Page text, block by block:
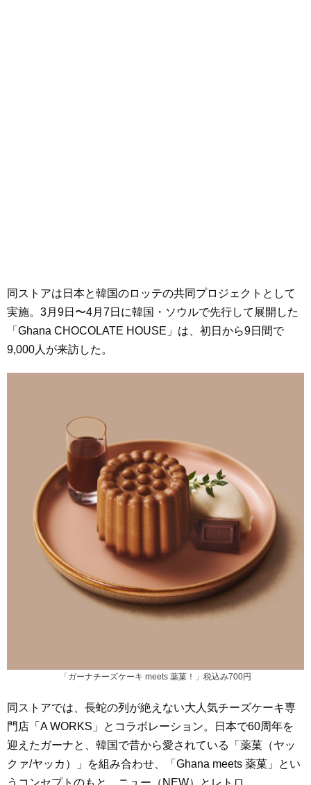
同ストアは日本と韓国のロッテの共同プロジェクトとして
実施。3月9日〜4月7日に韓国・ソウルで先行して展開した
「Ghana CHOCOLATE HOUSE」は、初日から9日間で
9,000人が来訪した。
「ガーナチーズケーキ meets 薬菓！」税込み700円
同ストアでは、長蛇の列が絶えない大人気チーズケーキ専
門店「A WORKS」とコラボレーション。日本で60周年を
迎えたガーナと、韓国で昔から愛されている「薬菓（ヤッ
クァ/ヤッカ）」を組み合わせ、「Ghana meets 薬菓」とい